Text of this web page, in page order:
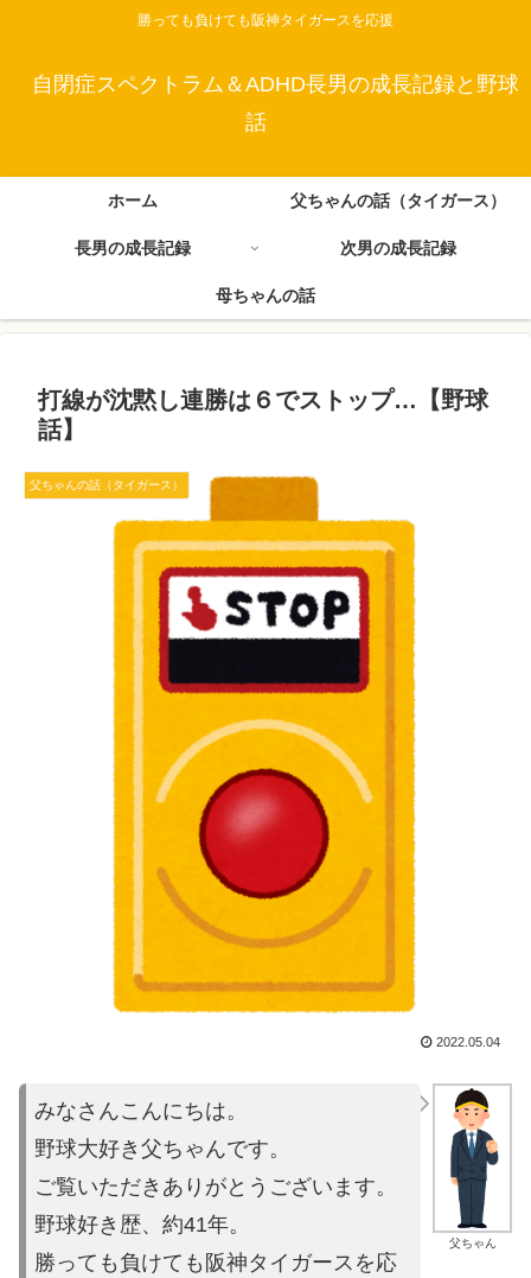
勝っても負けても阪神タイガースを応援
自閉症スペクトラム＆ADHD長男の成長記録と野球
話
ホーム 父ちゃんの話（タイガース）
長男の成長記録 次男の成長記録
母ちゃんの話
打線が沈黙し連勝は６でストップ…【野球
話】
父ちゃんの話（タイガース）
2022.05.04
父ちゃん
みなさんこんにちは。
野球大好き父ちゃんです。
ご覧いただきありがとうございます。
野球好き歴、約41年。
勝っても負けても阪神タイガースを応